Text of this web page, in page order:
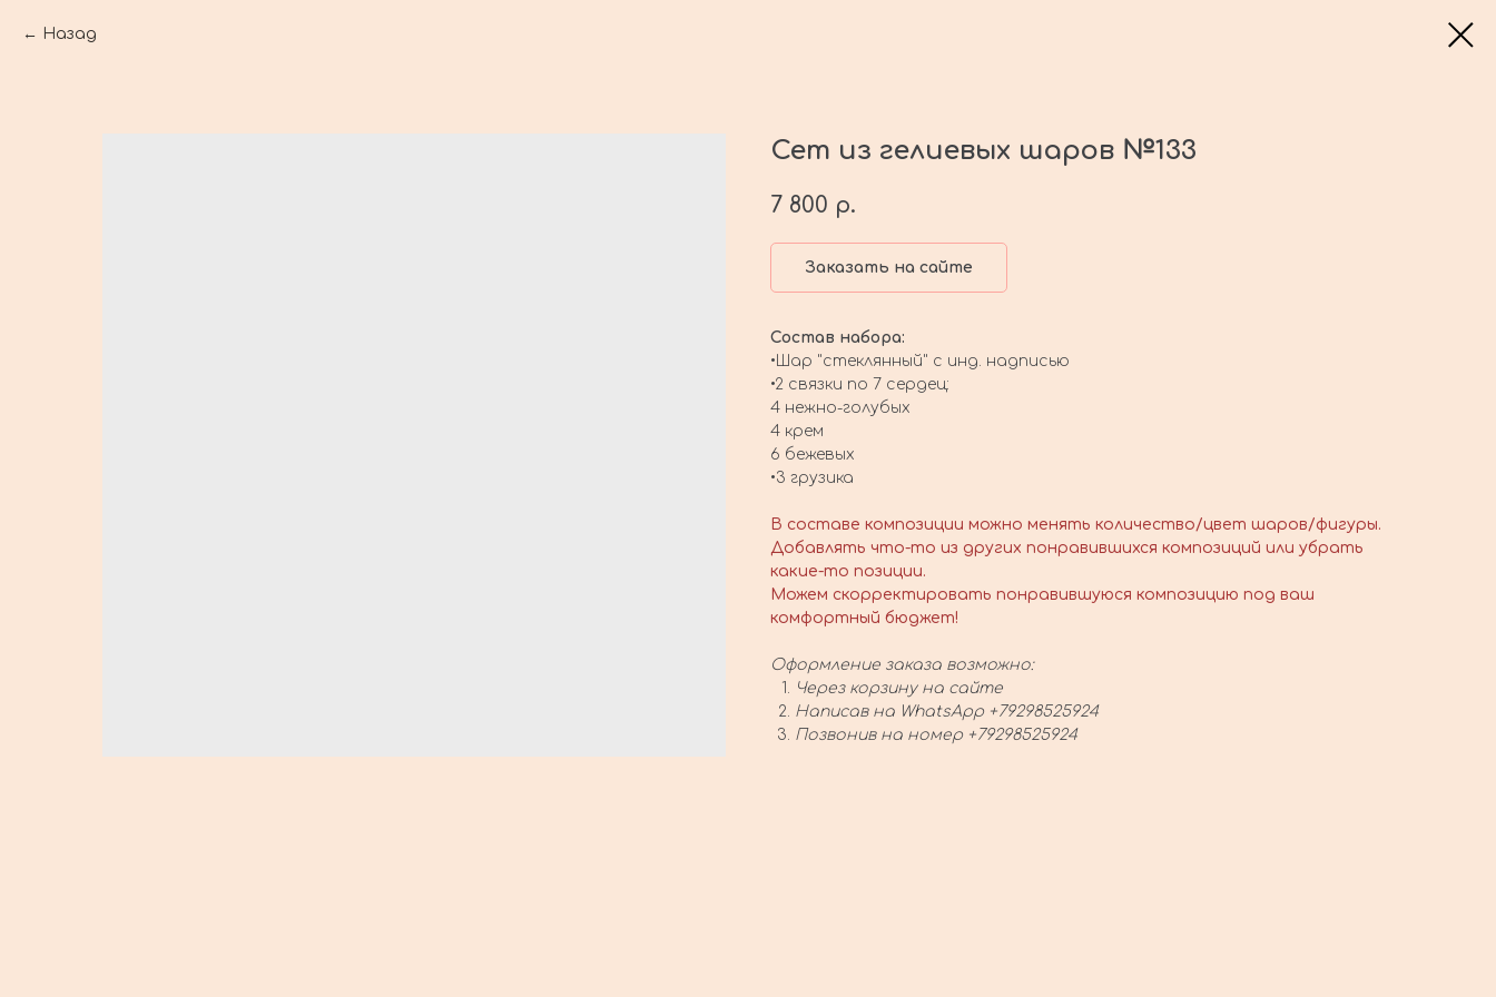
Назад
Сет из гелиевых шаров №133
7 800 р.
Заказать на сайте
Состав набора:
•Шар "стеклянный" с инд. надписью
•2 связки по 7 сердец:
4 нежно-голубых
4 крем
6 бежевых
•3 грузика
В составе композиции можно менять количество/цвет шаров/фигуры.
Добавлять что-то из других понравившихся композиций или убрать
какие-то позиции.
Можем скорректировать понравившуюся композицию под ваш
комфортный бюджет!
Оформление заказа возможно:
Через корзину на сайте
Написав на WhatsApp +79298525924
Позвонив на номер +79298525924